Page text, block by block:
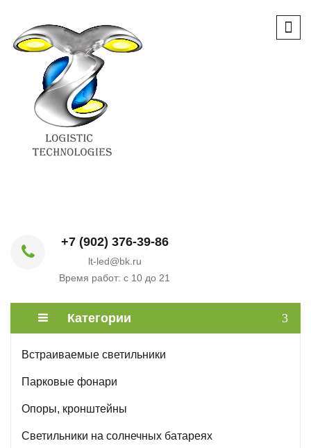
+7 (902) 376-39-86
lt-led@bk.ru
Время работ: с 10 до 21
Категории
Встраиваемые светильники
Парковые фонари
Опоры, кронштейны
Светильники на солнечных батареях